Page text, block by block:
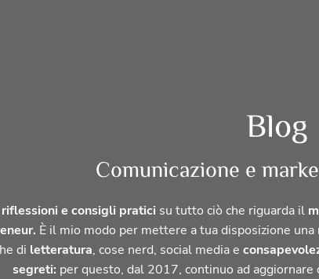
Blog
Comunicazione e
riflessioni e consigli pratici su tutto ciò che riguarda il
È il mio modo per mettere a tua disposizione
di letteratura, cose nerd, social media e
segreti: per questo, dal 2017, continuo ad aggiornare